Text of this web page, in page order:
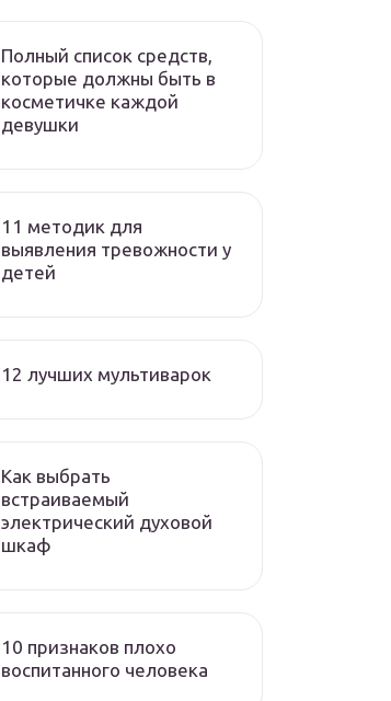
Полный список средств,
которые должны быть в
косметичке каждой
девушки
11 методик для
выявления тревожности у
детей
12 лучших мультиварок
Как выбрать
встраиваемый
электрический духовой
шкаф
10 признаков плохо
воспитанного человека